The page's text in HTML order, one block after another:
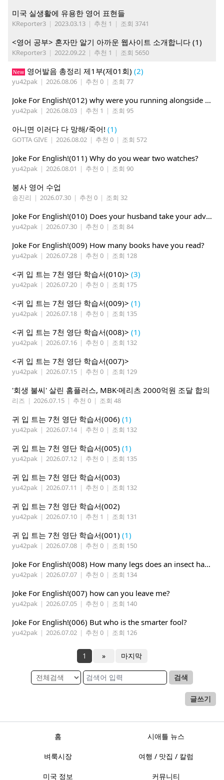
미국 실생활에 유용한 영어 표현들
KReporter3 | 2023.03.13 | 추천 1 | 조회 3741
<영어 공부> 혼자만 알기 아까운 웹사이트 소개합니다 (1)
KReporter3 | 2022.09.22 | 추천 1 | 조회 5650
New 영어발음 총정리 제1부(제01회) (2)
yu42pak | 2026.08.06 | 추천 0 | 조회 77
Joke For English!(012) why were you running alongside your bike
yu42pak | 2026.08.03 | 추천 1 | 조회 95
아니면 이러다 다 망해/죽어! (1)
GOTTA GIVE | 2026.08.02 | 추천 0 | 조회 572
Joke For English!(011) Why do you wear two watches?
yu42pak | 2026.08.01 | 추천 0 | 조회 90
봉사 영어 수업
송진리 | 2026.07.30 | 추천 0 | 조회 32
Joke For English!(010) Does your husband take your advice ?
yu42pak | 2026.07.30 | 추천 0 | 조회 84
Joke For English!(009) How many books have you read?
yu42pak | 2026.07.28 | 추천 0 | 조회 128
<귀 입 트는 7천 영단 학습서(010)> (3)
yu42pak | 2026.07.20 | 추천 0 | 조회 175
<귀 입 트는 7천 영단 학습서(009)> (1)
yu42pak | 2026.07.18 | 추천 0 | 조회 135
<귀 입 트는 7천 영단 학습서(008)> (1)
yu42pak | 2026.07.16 | 추천 0 | 조회 132
<귀 입 트는 7천 영단 학습서(007)>
yu42pak | 2026.07.15 | 추천 0 | 조회 129
'회생 불씨' 살린 홈플러스, MBK·메리츠 2000억원 조달 합의
리즈 | 2026.07.15 | 추천 0 | 조회 48
귀 입 트는 7천 영단 학습서(006) (1)
yu42pak | 2026.07.14 | 추천 0 | 조회 132
귀 입 트는 7천 영단 학습서(005) (1)
yu42pak | 2026.07.12 | 추천 0 | 조회 135
귀 입 트는 7천 영단 학습서(003)
yu42pak | 2026.07.11 | 추천 0 | 조회 132
귀 입 트는 7천 영단 학습서(002)
yu42pak | 2026.07.10 | 추천 1 | 조회 131
귀 입 트는 7천 영단 학습서(001) (1)
yu42pak | 2026.07.08 | 추천 0 | 조회 150
Joke For English!(008) How many legs does an insect have?
yu42pak | 2026.07.07 | 추천 0 | 조회 134
Joke For English!(007) how can you leave me?
yu42pak | 2026.07.05 | 추천 0 | 조회 140
Joke For English!(006) But who is the smarter fool?
yu42pak | 2026.07.02 | 추천 0 | 조회 126
1 » 마지막
검색
글쓰기
홈 시애틀 뉴스
벼룩시장 여행 / 맛집 / 칼럼
미국 정보 커뮤니티